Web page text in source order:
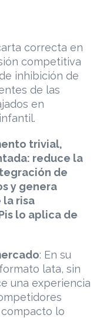
correcta en
competitiva
inhibición de
de las
en
trivial,
reduce la
de
y genera
la risa
lo aplica de
: En su
lata, sin
una experiencia
lo